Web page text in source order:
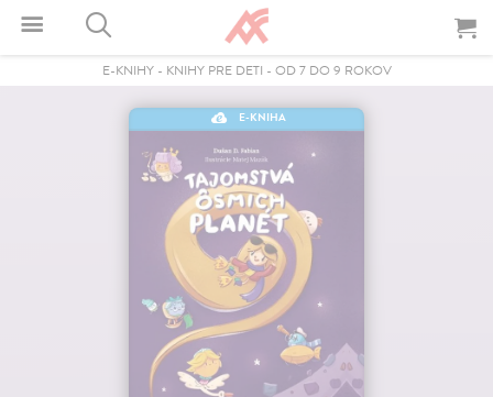
E-KNIHY- KNIHY PRE DETI - OD 7 DO 9 ROKOV
E-KNIHA